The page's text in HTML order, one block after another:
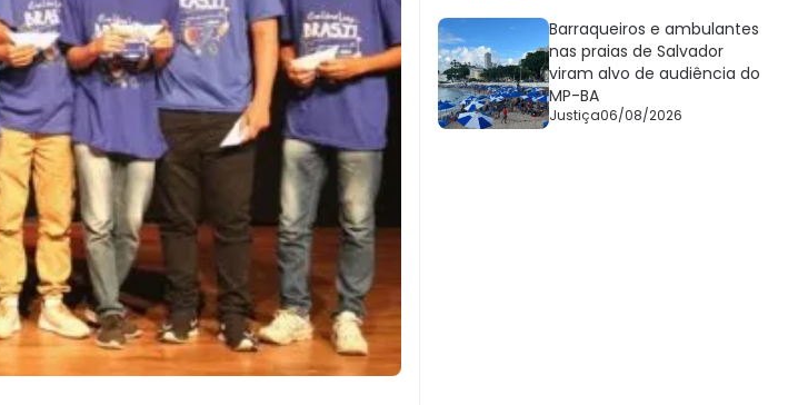
Barraqueiros e ambulantes
nas praias de Salvador
viram alvo de audiência do
MP-BA
Justiça06/08/2026